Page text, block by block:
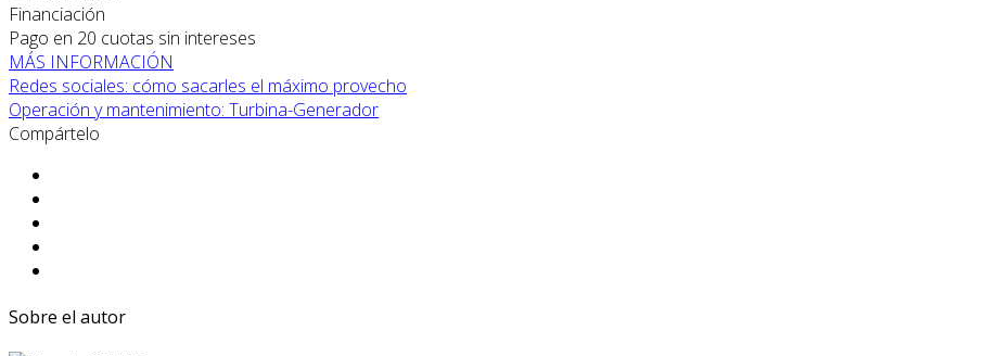
Financiación
Pago en 20 cuotas sin intereses
MÁS INFORMACIÓN
Redes sociales: cómo sacarles el máximo provecho
Operación y mantenimiento: Turbina-Generador
Compártelo
Sobre el autor